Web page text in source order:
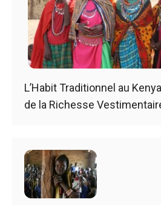
L’Habit Traditionnel au
de la Richesse